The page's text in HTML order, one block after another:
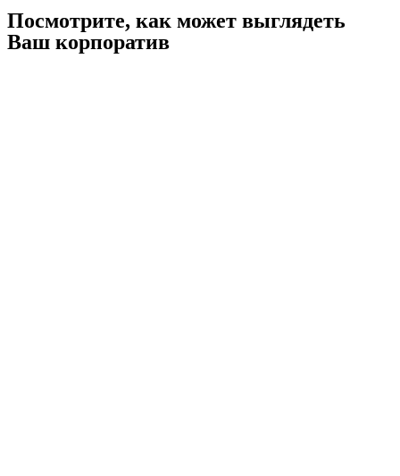
Посмотрите, как может выглядеть
Ваш корпоратив